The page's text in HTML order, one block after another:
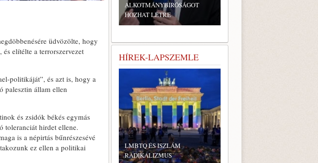
üdvözölte, hogy
és elítélte a terrorszervezet
politikáját”, és azt is, hogy a
palesztin állam ellen
és zsidók békés egymás
toleranciát hirdet ellene.
is a népirtás bűnrészesévé
ez ellen a politikai
ALKOTMÁNYBÍRÓSÁGOT
HOZHAT LÉTRE
HÍREK-LAPSZEMLE
LMBTQ ÉS ISZLÁM
RADIKALIZMUS